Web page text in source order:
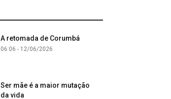
A retomada de Corumbá
06:06 - 12/06/2026
Ser mãe é a maior mutação
da vida